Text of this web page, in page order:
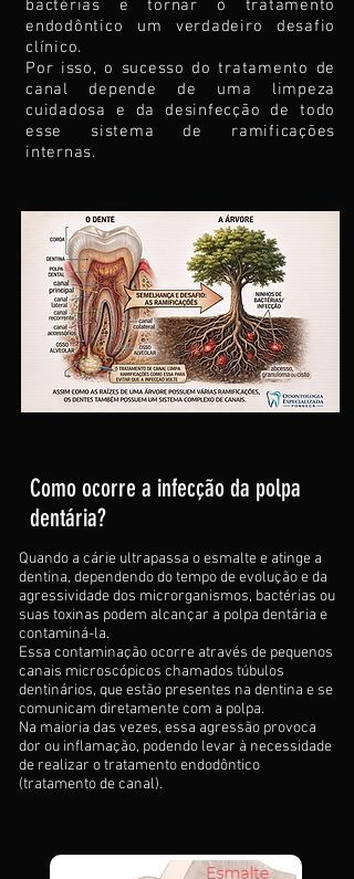
bactérias e tornar o tratamento
endodôntico um verdadeiro desafio
clínico.
Por isso, o sucesso do tratamento de
canal depende de uma limpeza
cuidadosa e da desinfecção de todo
esse sistema de ramificações
internas.
Como ocorre a infecção da polpa
dentária?
Quando a cárie ultrapassa o esmalte e atinge a
dentina, dependendo do tempo de evolução e da
agressividade dos microrganismos, bactérias ou
suas toxinas podem alcançar a polpa dentária e
contaminá-la.
Essa contaminação ocorre através de pequenos
canais microscópicos chamados túbulos
dentinários, que estão presentes na dentina e se
comunicam diretamente com a polpa.
Na maioria das vezes, essa agressão provoca
dor ou inflamação, podendo levar à necessidade
de realizar o tratamento endodôntico
(tratamento de canal).